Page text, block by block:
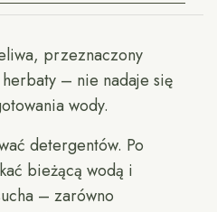
przeznaczony
– nie nadaje się
wody.
detergentów. Po
bieżącą wodą i
– zarówno